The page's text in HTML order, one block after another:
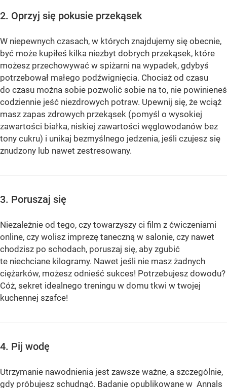
2. Oprzyj się pokusie przekąsek
W niepewnych czasach, w których znajdujemy się obecnie,
być może kupiłeś kilka niezbyt dobrych przekąsek, które
możesz przechowywać w spiżarni na wypadek, gdybyś
potrzebował małego podźwignięcia. Chociaż od czasu
do czasu można sobie pozwolić sobie na to, nie powinieneś
codziennie jeść niezdrowych potraw. Upewnij się, że wciąż
masz zapas zdrowych przekąsek (pomyśl o wysokiej
zawartości białka, niskiej zawartości węglowodanów bez
tony cukru) i unikaj bezmyślnego jedzenia, jeśli czujesz się
znudzony lub nawet zestresowany.
3. Poruszaj się
Niezależnie od tego, czy towarzyszy ci film z ćwiczeniami
online, czy wolisz imprezę taneczną w salonie, czy nawet
chodzisz po schodach, poruszaj się, aby zgubić
te niechciane kilogramy. Nawet jeśli nie masz żadnych
ciężarków, możesz odnieść sukces! Potrzebujesz dowodu?
Cóż, sekret idealnego treningu w domu tkwi w twojej
kuchennej szafce!
4. Pij wodę
Utrzymanie nawodnienia jest zawsze ważne, a szczególnie,
gdy próbujesz schudnąć. Badanie opublikowane w Annals